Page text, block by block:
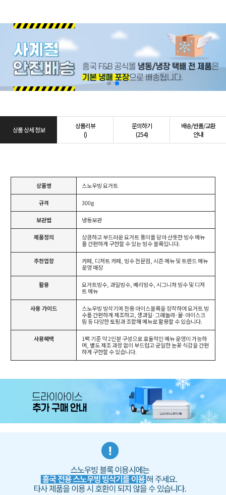
상품 상세 정보
상품리뷰
()
문의하기
(254)
배송/반품/교환
안내
상품명 스노우빙 요거트
규격 300g
보관법 냉동보관
제품정의
상큼하고 부드러운 요거트 풍미를 담아 산뜻한 빙수 메뉴
를 간편하게 구현할 수 있는 빙수 블록입니다.
추천업장
카페, 디저트 카페, 빙수 전문점, 시즌 메뉴 및 트렌드 메뉴
운영 매장
활용
요거트빙수, 과일빙수, 베리빙수, 시그니처 빙수 및 디저
트 메뉴
사용 가이드
스노우빙 빙삭기에 전용 아이스블록을 장착하여 요거트 빙
수를 간편하게 제조하고, 생과일·그래놀라·꿀·아이스크
림 등 다양한 토핑과 조합해 메뉴로 활용할 수 있습니다.
사용혜택
1팩 기준 약 2인분 구성으로 효율적인 메뉴 운영이 가능하
며, 별도 제조 과정 없이 부드럽고 균일한 눈꽃 식감을 간편
하게 구현할 수 있습니다.